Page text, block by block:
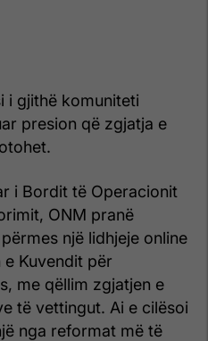
i gjithë komuniteti
presion që zgjatja e
i Bordit të Operacionit
ONM pranë
një lidhjeje online
e Kuvendit për
me qëllim zgjatjen e
të vettingut. Ai e cilësoi
nga reformat më të